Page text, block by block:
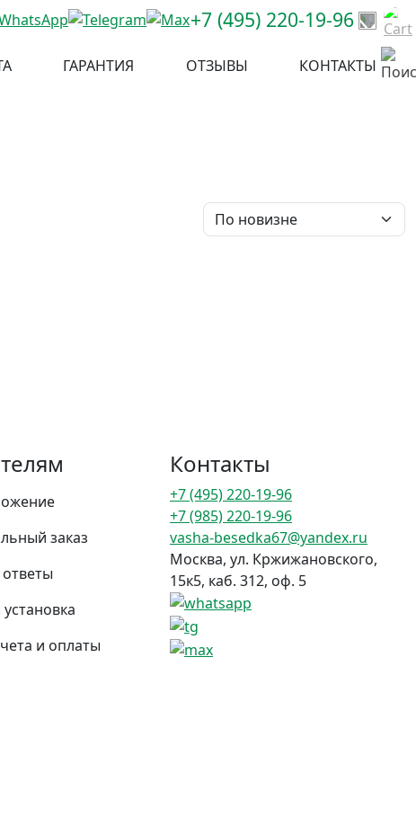
город +7 (495) 220-19-96 Все
ГАРАНТИЯ ОТЗЫВЫ
КОНТАКТЫ
заказ
и оплаты
Контакты
+7 (495) 220-19-96
+7 (985) 220-19-96
vasha-besedka67@yandex.ru
Москва, ул. Кржижановского,
15к5, каб. 312, оф. 5